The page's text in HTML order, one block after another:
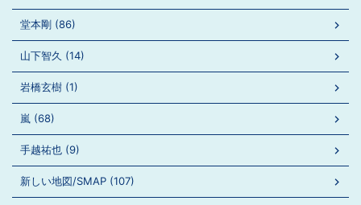
堂本剛 (86)
山下智久 (14)
岩橋玄樹 (1)
嵐 (68)
手越祐也 (9)
新しい地図/SMAP (107)